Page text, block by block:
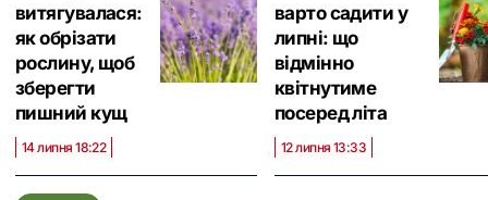
витягувалася:
як обрізати
рослину, щоб
зберегти
пишний кущ
14 липня 18:22
варто садити у
липні: що
відмінно
квітнутиме
посеред літа
12 липня 13:33